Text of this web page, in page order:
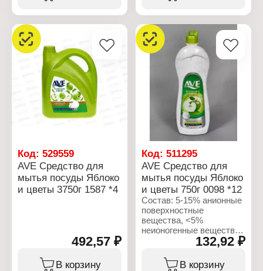
Тип товара: Средство
для мытья посуды
Название: "Лимон и
Форма выпуска: гель
Объем: 750 мл
Тип товара: Средство
для мытья посуды
Название: "Лимон и
Форма выпуска: гель
Объем: 900 мл
Код: 529559
AVE Средство для
мытья посуды Яблоко
и цветы 3750г 1587 *4
492,57 ₽
В корзину
Код:511295
AVE Средство для
мытья посуды Яблоко
и цветы 750г 0098 *12
Состав: 5-15% анионные
поверхностные
вещества, <5%
неионогенные вещества,
ароматизирующие
добавки, консерванты,
красители, вода.
132,92 ₽
В корзину